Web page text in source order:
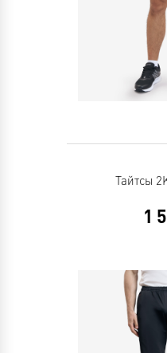
Тайтсы
1